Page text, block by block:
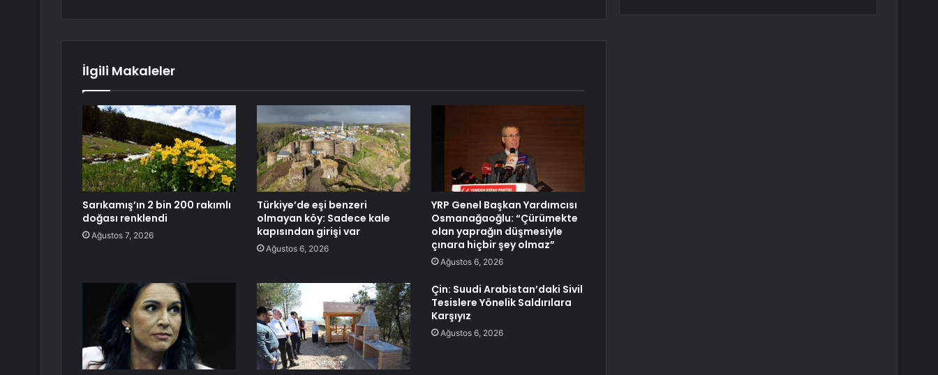
İlgili Makaleler
Sarıkamış’ın 2 bin 200 rakımlı
doğası renklendi
Ağustos 7, 2026
Türkiye’de eşi benzeri
olmayan köy: Sadece kale
kapısından girişi var
Ağustos 6, 2026
YRP Genel Başkan Yardımcısı
Osmanağaoğlu: “Çürümekte
olan yaprağın düşmesiyle
çınara hiçbir şey olmaz”
Ağustos 6, 2026
Çin: Suudi Arabistan’daki Sivil
Tesislere Yönelik Saldırılara
Karşıyız
Ağustos 6, 2026